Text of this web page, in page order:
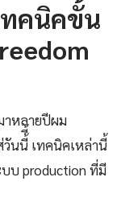
ทคนิคขั้น
าหลายปีผม
วันนี้ี้ เทคนิคเหล่านี้
บ production ที่มี